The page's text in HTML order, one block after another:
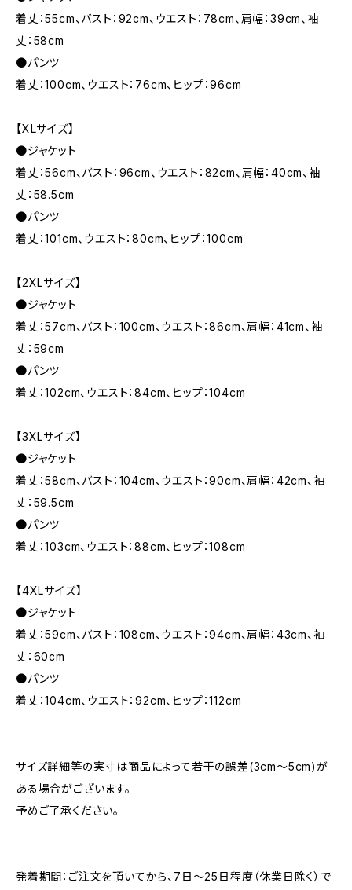
着丈：55cm、バスト：92cm、ウエスト：78cm、肩幅：39cm、袖
丈：58cm
●パンツ
着丈：100cm、ウエスト：76cm、ヒップ：96cm
【XLサイズ】
●ジャケット
着丈：56cm、バスト：96cm、ウエスト：82cm、肩幅：40cm、袖
丈：58.5cm
●パンツ
着丈：101cm、ウエスト：80cm、ヒップ：100cm
【2XLサイズ】
●ジャケット
着丈：57cm、バスト：100cm、ウエスト：86cm、肩幅：41cm、袖
丈：59cm
●パンツ
着丈：102cm、ウエスト：84cm、ヒップ：104cm
【3XLサイズ】
●ジャケット
着丈：58cm、バスト：104cm、ウエスト：90cm、肩幅：42cm、袖
丈：59.5cm
●パンツ
着丈：103cm、ウエスト：88cm、ヒップ：108cm
【4XLサイズ】
●ジャケット
着丈：59cm、バスト：108cm、ウエスト：94cm、肩幅：43cm、袖
丈：60cm
●パンツ
着丈：104cm、ウエスト：92cm、ヒップ：112cm
サイズ詳細等の実寸は商品によって若干の誤差(3cm〜5cm)が
ある場合がございます。
予めご了承ください。
発着期間：ご注文を頂いてから、7日〜25日程度（休業日除く）で